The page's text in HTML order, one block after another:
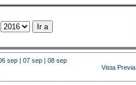
sep | 07 sep | 08 sep
Previa